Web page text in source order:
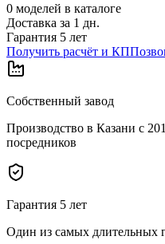
0 моделей в каталоге
Доставка за 1 дн.
Гарантия 5 лет
Получить расчёт и КП
Собственный завод
Производство в Казани с
посредников
Гарантия 5 лет
Один из самых длительных